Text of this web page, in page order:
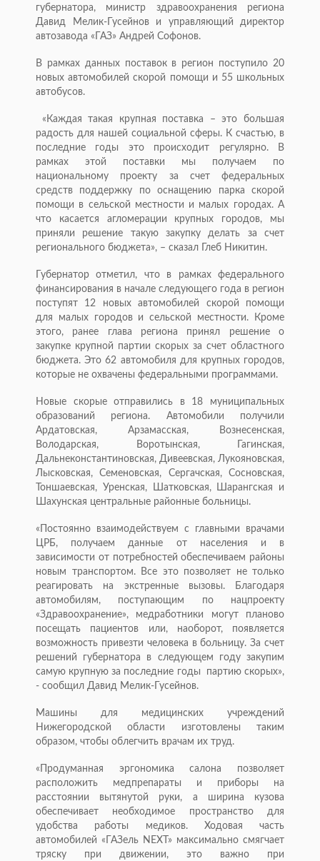
губернатора, министр здравоохранения региона
Давид Мелик-Гусейнов и управляющий директор
автозавода «ГАЗ» Андрей Софонов.
В рамках данных поставок в регион поступило 20
новых автомобилей скорой помощи и 55 школьных
автобусов.
«Каждая такая крупная поставка – это большая
радость для нашей социальной сферы. К счастью, в
последние годы это происходит регулярно. В
рамках этой поставки мы получаем по
национальному проекту за счет федеральных
средств поддержку по оснащению парка скорой
помощи в сельской местности и малых городах. А
что касается агломерации крупных городов, мы
приняли решение такую закупку делать за счет
регионального бюджета», – сказал Глеб Никитин.
Губернатор отметил, что в рамках федерального
финансирования в начале следующего года в регион
поступят 12 новых автомобилей скорой помощи
для малых городов и сельской местности. Кроме
этого, ранее глава региона принял решение о
закупке крупной партии скорых за счет областного
бюджета. Это 62 автомобиля для крупных городов,
которые не охвачены федеральными программами.
Новые скорые отправились в 18 муниципальных
образований региона. Автомобили получили
Ардатовская, Арзамасская, Вознесенская,
Володарская, Воротынская, Гагинская,
Дальнеконстантиновская, Дивеевская, Лукояновская,
Лысковская, Семеновская, Сергачская, Сосновская,
Тоншаевская, Уренская, Шатковская, Шарангская и
Шахунская центральные районные больницы.
«Постоянно взаимодействуем с главными врачами
ЦРБ, получаем данные от населения и в
зависимости от потребностей обеспечиваем районы
новым транспортом. Все это позволяет не только
реагировать на экстренные вызовы. Благодаря
автомобилям, поступающим по нацпроекту
«Здравоохранение», медработники могут планово
посещать пациентов или, наоборот, появляется
возможность привезти человека в больницу. За счет
решений губернатора в следующем году закупим
самую крупную за последние годы партию скорых»,
- сообщил Давид Мелик-Гусейнов.
Машины для медицинских учреждений
Нижегородской области изготовлены таким
образом, чтобы облегчить врачам их труд.
«Продуманная эргономика салона позволяет
расположить медпрепараты и приборы на
расстоянии вытянутой руки, а ширина кузова
обеспечивает необходимое пространство для
удобства работы медиков. Ходовая часть
автомобилей «ГАЗель NEXT» максимально смягчает
тряску при движении, это важно при